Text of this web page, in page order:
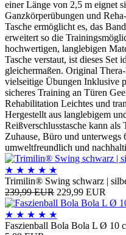
einer Länge von 2,5 m eignet
Ganzkörperübungen und
Tasche ermöglicht es, das
erweitert so die
hochwertigen, langlebigen
Tasche verstaut, ist dieses Set
gleichermaßen. Original
vielseitige Übungen Inklusive
sicheres Training an Türen
Rehabilitation Leichtes und
Hergestellt aus langlebigem
Reißverschlusstasche kann
Zuhause, Büro und unterwegs
umweltfreundlich und
★ ★ ★ ★ ★
Trimilin® Swing schwarz |
239,99 EUR 229,99 EUR
★ ★ ★ ★ ★
Faszienball Bola Bola L Ø 10